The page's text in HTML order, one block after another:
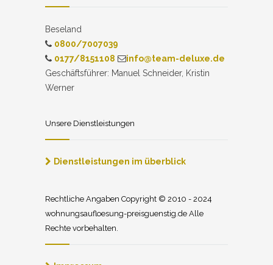
Beseland
0800/7007039
0177/8151108
info@team-deluxe.de
Geschäftsführer: Manuel Schneider, Kristin
Werner
Unsere Dienstleistungen
Dienstleistungen im überblick
Rechtliche Angaben Copyright © 2010 - 2024
wohnungsaufloesung-preisguenstig.de Alle
Rechte vorbehalten.